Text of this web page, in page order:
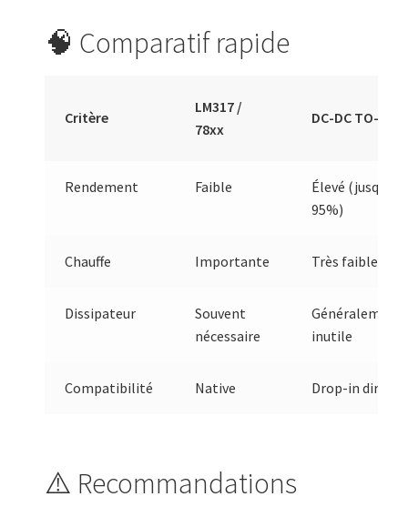
🧠 Comparatif rapide
Critère
LM317 /
78xx
DC-DC TO-220
Rendement Faible
Élevé (jusqu’à
95%)
Chauffe Importante Très faible
Dissipateur
Souvent
nécessaire
Généralement
inutile
Compatibilité Native Drop-in direct
⚠️ Recommandations